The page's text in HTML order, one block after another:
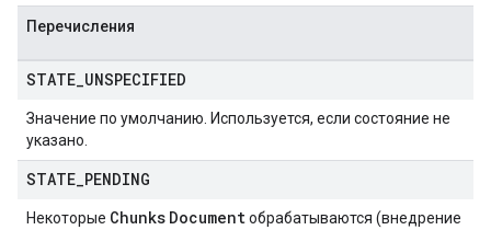
Перечисления
STATE UNSPECIFIED
Значение по умолчанию. Используется, если состояние не
указано.
STATE PENDING
Некоторые Chunks Documentобрабатываются (внедрение